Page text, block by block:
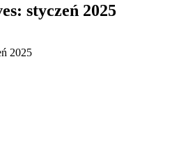
styczeń 2025
2025